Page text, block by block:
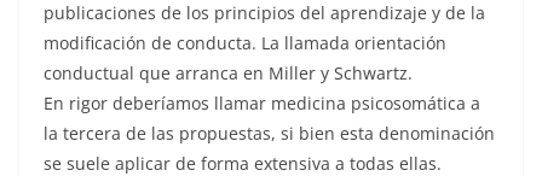
publicaciones de los principios del aprendizaje y de la
modificación de conducta. La llamada orientación
conductual que arranca en Miller y Schwartz.
En rigor deberíamos llamar medicina psicosomática a
la tercera de las propuestas, si bien esta denominación
se suele aplicar de forma extensiva a todas ellas.